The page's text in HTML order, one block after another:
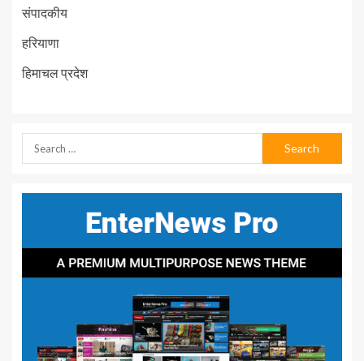
संपादकीय
हरियाणा
हिमाचल प्रदेश